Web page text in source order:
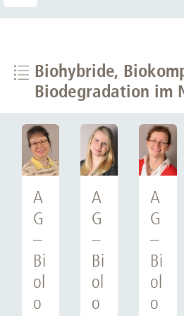
Biohybride,
Biodegradation im
A
G
–
Bi
ol
o
A
G
–
Bi
ol
o
A
G
–
Bi
ol
o